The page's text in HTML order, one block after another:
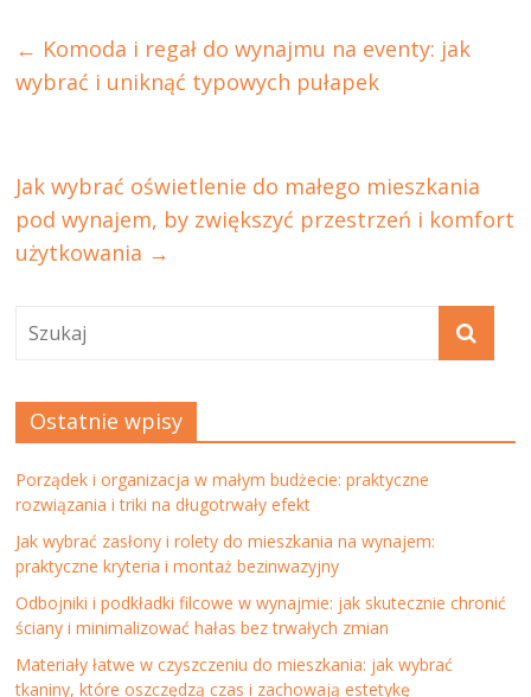
← Komoda i regał do wynajmu na eventy: jak
wybrać i uniknąć typowych pułapek
Jak wybrać oświetlenie do małego mieszkania
pod wynajem, by zwiększyć przestrzeń i komfort
użytkowania →
Ostatnie wpisy
Porządek i organizacja w małym budżecie: praktyczne
rozwiązania i triki na długotrwały efekt
Jak wybrać zasłony i rolety do mieszkania na wynajem:
praktyczne kryteria i montaż bezinwazyjny
Odbojniki i podkładki filcowe w wynajmie: jak skutecznie chronić
ściany i minimalizować hałas bez trwałych zmian
Materiały łatwe w czyszczeniu do mieszkania: jak wybrać
tkaniny, które oszczędzą czas i zachowają estetykę